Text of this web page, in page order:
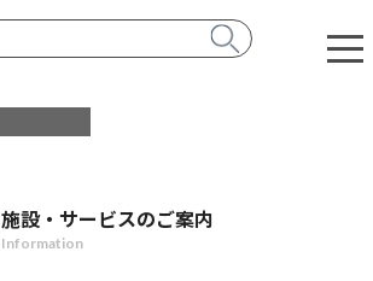
施設・サービスのご案内
Information